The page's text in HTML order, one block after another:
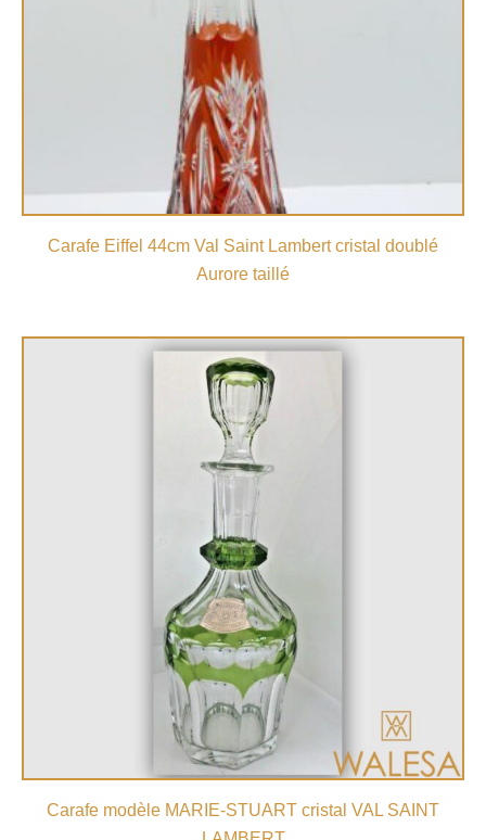
Carafe Eiffel 44cm Val Saint Lambert cristal doublé
Aurore taillé
Carafe modèle MARIE-STUART cristal VAL SAINT